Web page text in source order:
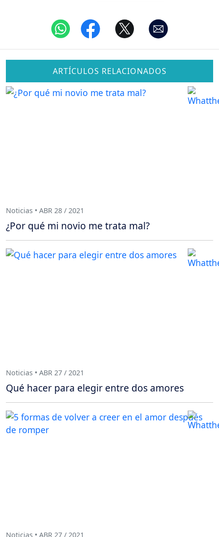
ARTÍCULOS RELACIONADOS
Noticias • ABR 28 / 2021
¿Por qué mi novio me trata mal?
Noticias • ABR 27 / 2021
Qué hacer para elegir entre dos amores
Noticias • ABR 27 / 2021